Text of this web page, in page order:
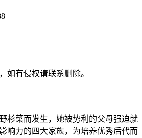
如有侵权请联系删除。
杉菜而发生，她被势利的父母强迫就
响力的四大家族，为培养优秀后代而